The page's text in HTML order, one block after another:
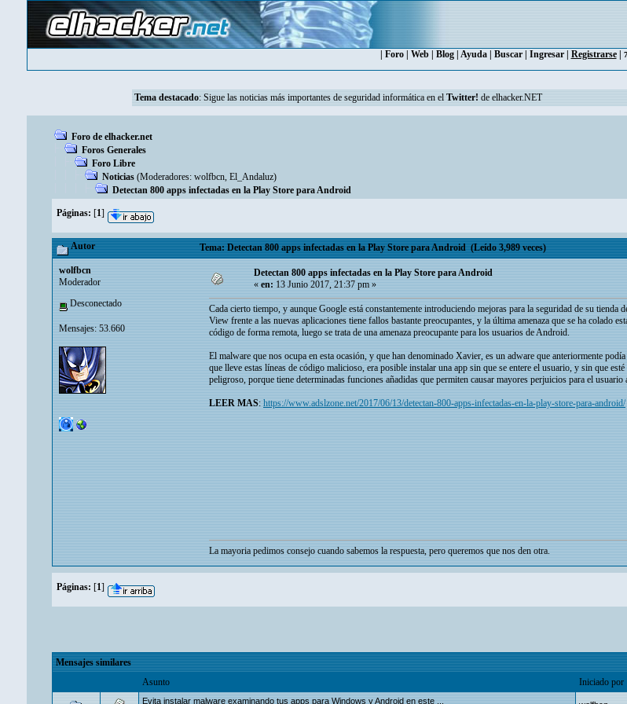
Foro| Web| Blog| Ayuda| Buscar| Ingresar| Registrarse|
Tema destacado: Sigue las noticias más importantes de seguridad informática en el Twitter! de elhacker.NET
Foro de elhacker.net
Foros Generales
Foro Libre
Noticias (Moderadores: wolfbcn, El_Andaluz)
Detectan 800 apps infectadas en la Play Store para Android
Páginas: [1]
Autor Tema: Detectan 800 apps infectadas en la Play Store para Android (Leído 3,989 veces)
wolfbcn
Moderador
Desconectado
Mensajes: 53.660
Detectan 800 apps infectadas en la Play Store para Android
«en:13 Junio 2017, 21:37 pm »
Cada cierto tiempo, y aunque Google está constantemente introduciendo mejoras para la seguridad de su
View frente a las nuevas aplicaciones tiene fallos bastante preocupantes, y la última amenaza que se ha colado
código de forma remota, luego se trata de una amenaza preocupante para los usuarios de Android.
El malware que nos ocupa en esta ocasión, y que han denominado Xavier, es un adware que anteriormente
que lleve estas líneas de código malicioso, era posible instalar una app sin que se entere el usuario, y sin que
peligroso, porque tiene determinadas funciones añadidas que permiten causar mayores perjuicios para el usuario
LEER MAS:https://www.adslzone.net/2017/06/13/detectan-800-apps-infectadas-en-la-play-store-para-android/
La mayoria pedimos consejo cuando sabemos la respuesta, pero queremos que nos den otra.
Páginas: [1]
Mensajes similares
Asunto
Iniciado por
Evita instalar malware examinando tus apps para Windows y Android en este ...